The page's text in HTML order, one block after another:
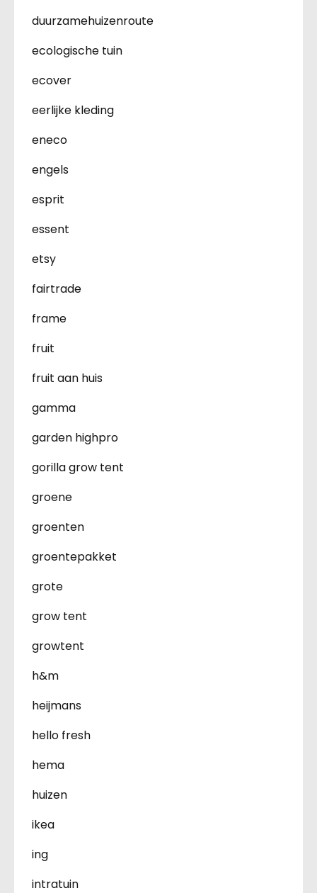
duurzamehuizenroute
ecologische tuin
ecover
eerlijke kleding
eneco
engels
esprit
essent
etsy
fairtrade
frame
fruit
fruit aan huis
gamma
garden highpro
gorilla grow tent
groene
groenten
groentepakket
grote
grow tent
growtent
h&m
heijmans
hello fresh
hema
huizen
ikea
ing
intratuin